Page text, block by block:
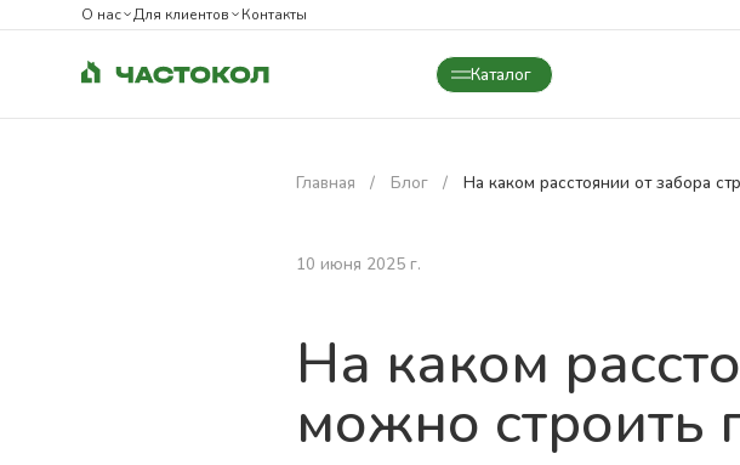
О нас Для клиентов Контакты
Каталог
Закрыть
Главная Блог На каком расстоянии от забора
10 июня 2025 г.
На каком
можно строить